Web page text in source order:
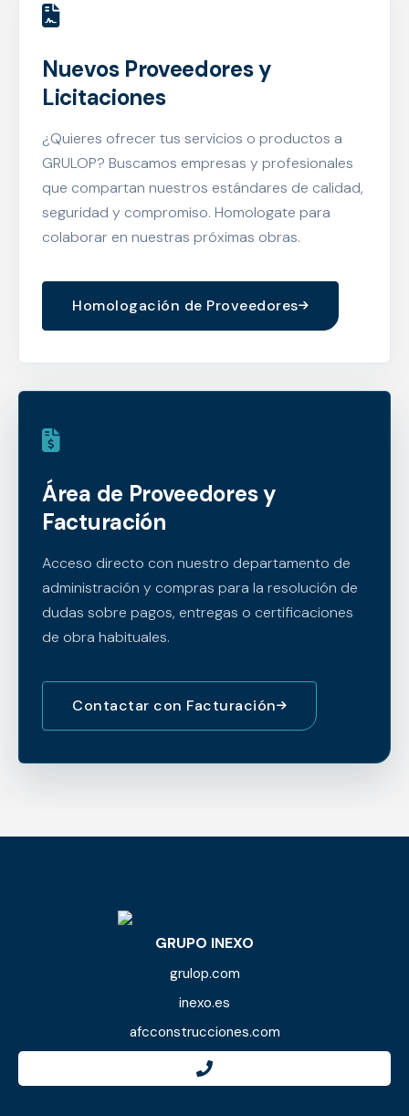
Nuevos Proveedores y
Licitaciones
¿Quieres ofrecer tus servicios o productos a
GRULOP? Buscamos empresas y profesionales
que compartan nuestros estándares de calidad,
seguridad y compromiso. Homologate para
colaborar en nuestras próximas obras.
Homologación de Proveedores
Área de Proveedores y
Facturación
Acceso directo con nuestro departamento de
administración y compras para la resolución de
dudas sobre pagos, entregas o certificaciones
de obra habituales.
Contactar con Facturación
GRUPO INEXO
grulop.com
inexo.es
afcconstrucciones.com